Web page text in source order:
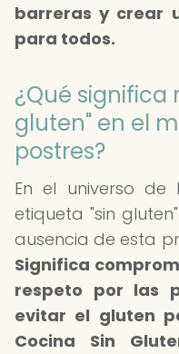
barreras y crear
para todos.
¿Qué significa
gluten" en el
postres?
En el universo de
etiqueta "sin
ausencia de esta
Significa
respeto por las
evitar el gluten
Cocina Sin